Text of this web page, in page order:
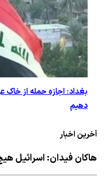
بغداد: اجازه حمله از خاک
دهیم
آخرین اخبار
هاکان فیدان: اسرائیل